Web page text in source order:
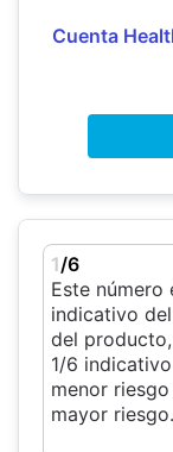
Cuenta
1/6
Este número
indicativo
del
1/6
menor
mayor riesgo.